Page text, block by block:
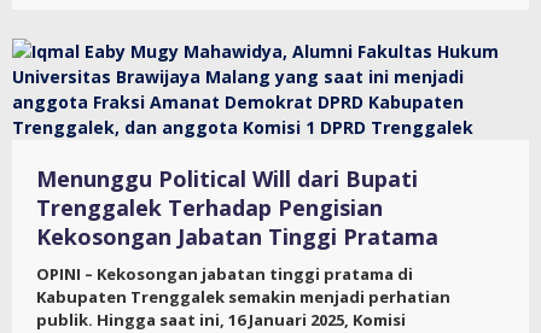
Menunggu Political Will dari Bupati
Trenggalek Terhadap Pengisian
Kekosongan Jabatan Tinggi Pratama
OPINI – Kekosongan jabatan tinggi pratama di
Kabupaten Trenggalek semakin menjadi perhatian
publik. Hingga saat ini, 16 Januari 2025, Komisi